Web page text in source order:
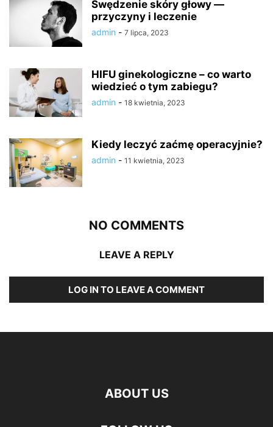
Swędzenie skóry głowy —
przyczyny i leczenie
admin - 7 lipca, 2023
HIFU ginekologiczne – co warto
wiedzieć o tym zabiegu?
admin - 18 kwietnia, 2023
Kiedy leczyć zaćmę operacyjnie?
admin - 11 kwietnia, 2023
NO COMMENTS
LEAVE A REPLY
LOG IN TO LEAVE A COMMENT
ABOUT US